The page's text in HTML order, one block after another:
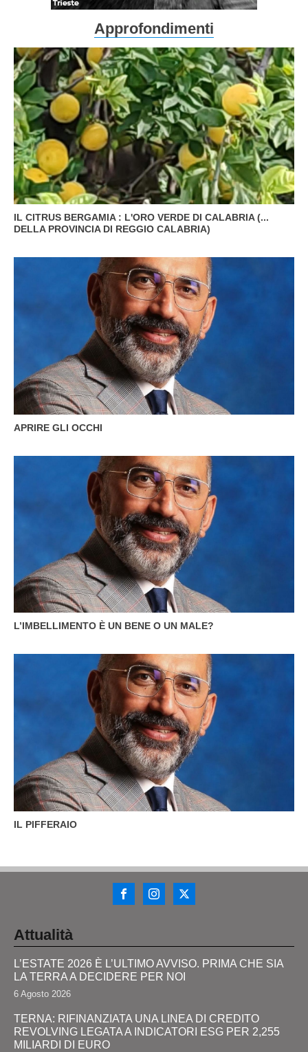
Approfondimenti
IL CITRUS BERGAMIA : L'ORO VERDE DI CALABRIA (...
DELLA PROVINCIA DI REGGIO CALABRIA)
APRIRE GLI OCCHI
L’IMBELLIMENTO È UN BENE O UN MALE?
IL PIFFERAIO
Attualità
L’ESTATE 2026 È L’ULTIMO AVVISO. PRIMA CHE SIA
LA TERRA A DECIDERE PER NOI
6 Agosto 2026
TERNA: RIFINANZIATA UNA LINEA DI CREDITO
REVOLVING LEGATA A INDICATORI ESG PER 2,255
MILIARDI DI EURO